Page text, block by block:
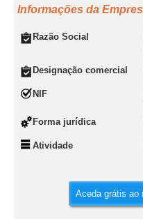
Informações da
Razão Social
Designação comercial
NIF
Forma jurídica
Atividade
Aceda grátis ao